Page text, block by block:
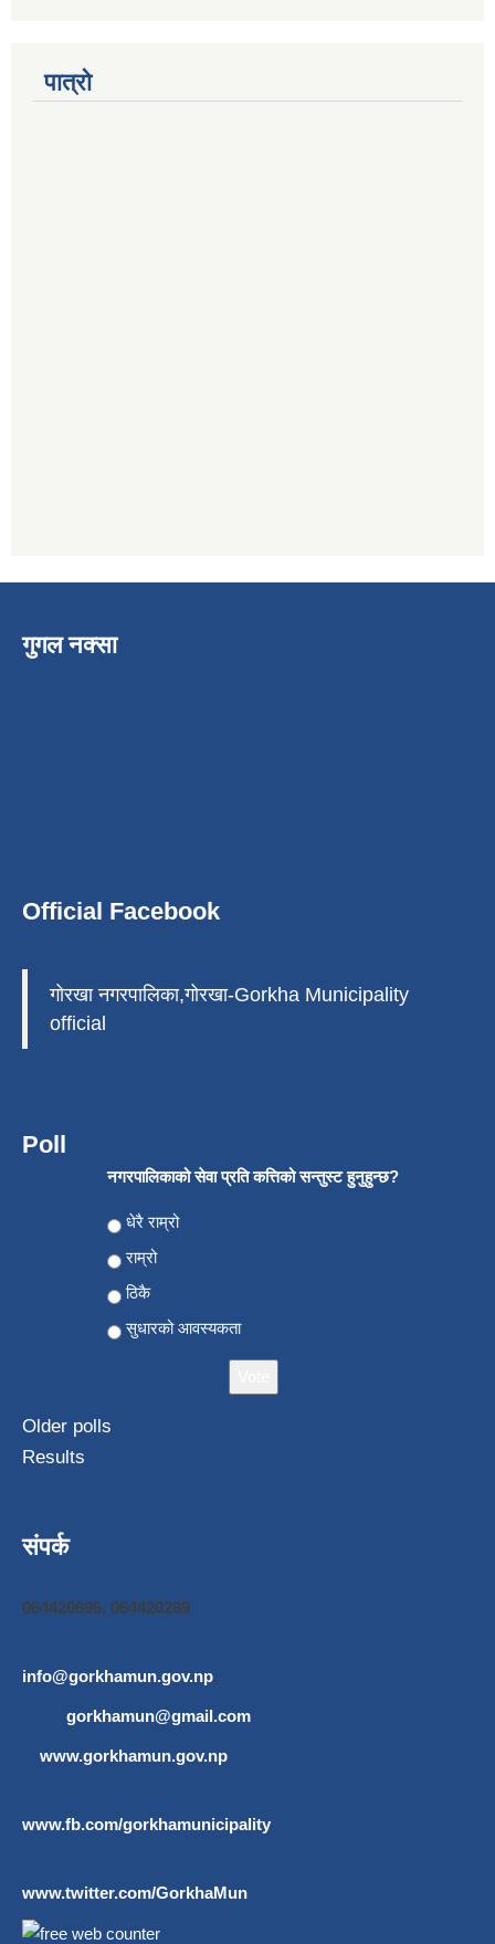
पात्रो
गुगल नक्सा
Official Facebook
गोरखा नगरपालिका,गोरखा-Gorkha Municipality
official
Poll
नगरपालिकाको सेवा प्रति कत्तिको सन्तुस्ट हुनुहुन्छ?
Choices
धेरै राम्रो
राम्रो
ठिकै
सुधारको आवस्यकता
Older polls
Results
संपर्क
064420696, 064420269
info@gorkhamun.gov.np,
gorkhamun@gmail.com
www.gorkhamun.gov.np
www.fb.com/gorkhamunicipality
www.twitter.com/GorkhaMun